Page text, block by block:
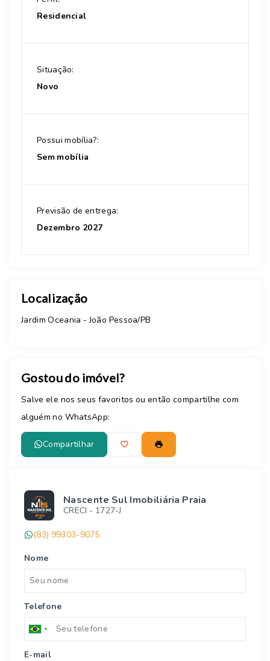
Residencial
Situação:
Novo
Possui mobília?:
Sem mobília
Previsão de entrega:
Dezembro 2027
Localização
Jardim Oceania - João Pessoa/PB
Gostou do imóvel?
Salve ele nos seus favoritos ou então compartilhe com
alguém no WhatsApp:
Compartilhar
Nascente Sul Imobiliária Praia
CRECI - 1727-J
(83) 99303-9075
Nome
Telefone
E-mail